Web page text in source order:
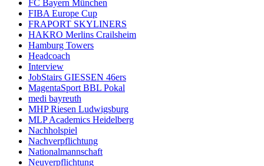
FC Bayern München
FIBA Europe Cup
FRAPORT SKYLINERS
HAKRO Merlins Crailsheim
Hamburg Towers
Headcoach
Interview
JobStairs GIESSEN 46ers
MagentaSport BBL Pokal
medi bayreuth
MHP Riesen Ludwigsburg
MLP Academics Heidelberg
Nachholspiel
Nachverpflichtung
Nationalmannschaft
Neuverpflichtung